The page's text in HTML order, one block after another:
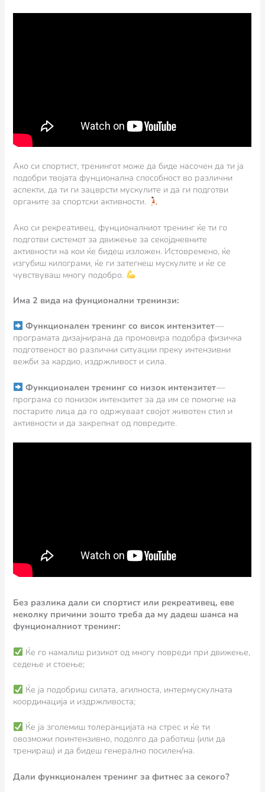
Ако си спортист, тренингот може да биде насочен да ти ја
подобри твојата фунционална способност во различни
аспекти, да ти ги зацврсти мускулите и да ги подготви
органите за спортски активности.
Ако си рекреативец, фунционалниот тренинг ќе ти го
подготви системот за движење за секојдневните
активности на кои ќе бидеш изложен. Истовремено, ќе
изгубиш килограми, ќе ги затегнеш мускулите и ќе се
чувствуваш многу подобро.
Има 2 вида на фунционални тренинзи:
Функционален тренинг со висок интензитет—
програмата дизајнирана да промовира подобра физичка
подготвеност во различни ситуации преку интензивни
вежби за кардио, издржливост и сила.
Функционален тренинг со низок интензитет—
програма со понизок интензитет за да им се помогне на
постарите лица да го одржуваат својот животен стил и
активности и да закрепнат од повредите.
Без разлика дали си спортист или рекреативец, еве
неколку причини зошто треба да му дадеш шанса на
фунционалниот тренинг:
Ќе го намалиш ризикот од многу повреди при движење,
седење и стоење;
Ќе ја подобриш силата, агилноста, интермускулната
координација и издржливоста;
Ќе ја зголемиш толеранцијата на стрес и ќе ти
овозможи поинтензивно, подолго да работиш (или да
тренираш) и да бидеш генерално посилен/на.
Дали функционален тренинг за фитнес за секого?